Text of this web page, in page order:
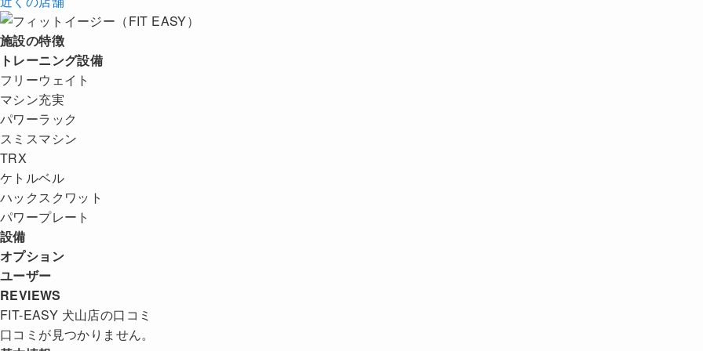
施設の特徴
トレーニング設備
フリーウェイト
マシン充実
パワーラック
スミスマシン
TRX
ケトルベル
ハックスクワット
パワープレート
設備
オプション
ユーザー
REVIEWS
FIT-EASY 犬山店の口コミ
口コミが見つかりません。